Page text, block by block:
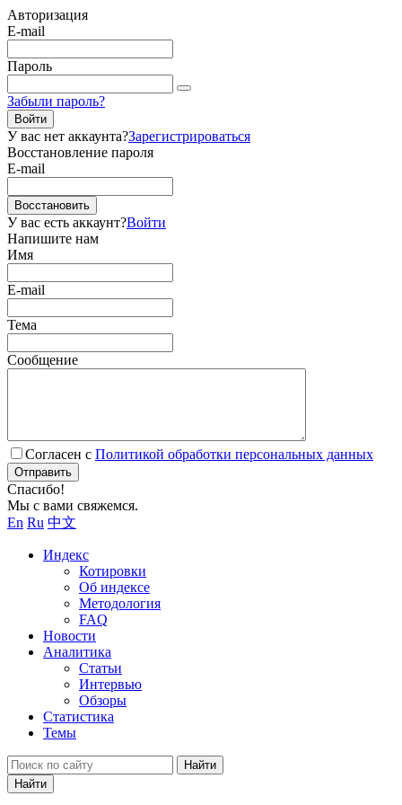
Авторизация
E-mail
Пароль
Забыли пароль?
Войти
У вас нет аккаунта?Зарегистрироваться
Восстановление пароля
E-mail
Восстановить
У вас есть аккаунт?Войти
Напишите нам
Имя
E-mail
Тема
Сообщение
Согласен с Политикой обработки персональных данных
Отправить
Спасибо!
Мы с вами свяжемся.
En Ru 中文
Индекс
Котировки
Об индексе
Методология
FAQ
Новости
Аналитика
Статьи
Интервью
Обзоры
Статистика
Темы
Найти
Найти